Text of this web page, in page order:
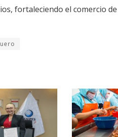
fortaleciendo el comercio